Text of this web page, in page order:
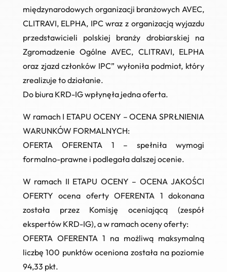
międzynarodowych organizacji branżowych AVEC,
CLITRAVI, ELPHA, IPC wraz z organizacją wyjazdu
przedstawicieli polskiej branży drobiarskiej na
Zgromadzenie Ogólne AVEC, CLITRAVI, ELPHA
oraz zjazd członków IPC” wyłoniła podmiot, który
zrealizuje to działanie.
Do biura KRD-IG wpłynęła jedna oferta.
W ramach I ETAPU OCENY – OCENA SPRŁNIENIA
WARUNKÓW FORMALNYCH:
OFERTA OFERENTA 1 – spełniła wymogi
formalno-prawne i podlegała dalszej ocenie.
W ramach II ETAPU OCENY – OCENA JAKOŚCI
OFERTYocena oferty OFERENTA 1 dokonana
została przez Komisję oceniającą (zespół
ekspertów KRD-IG), a w ramach oceny oferty:
OFERTA OFERENTA 1 na możliwą maksymalną
liczbę 100 punktów oceniona została na poziomie
94,33 pkt.